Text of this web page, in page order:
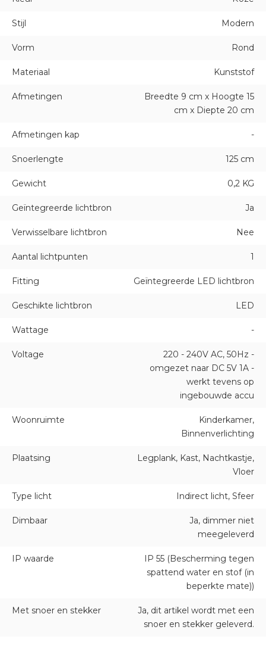
Stijl Modern
Vorm Rond
Materiaal Kunststof
Afmetingen
Breedte 9 cm x Hoogte 15
cm x Diepte 20 cm
Afmetingen kap -
Snoerlengte 125 cm
Gewicht 0,2 KG
Geïntegreerde lichtbron Ja
Verwisselbare lichtbron Nee
Aantal lichtpunten 1
Fitting Geïntegreerde LED lichtbron
Geschikte lichtbron LED
Wattage -
Voltage
220 - 240V AC, 50Hz -
omgezet naar DC 5V 1A -
werkt tevens op
ingebouwde accu
Woonruimte
Kinderkamer,
Binnenverlichting
Plaatsing
Legplank, Kast, Nachtkastje,
Vloer
Type licht Indirect licht, Sfeer
Dimbaar
Ja, dimmer niet
meegeleverd
IP waarde
IP 55 (Bescherming tegen
spattend water en stof (in
beperkte mate))
Met snoer en stekker
Ja, dit artikel wordt met een
snoer en stekker geleverd.